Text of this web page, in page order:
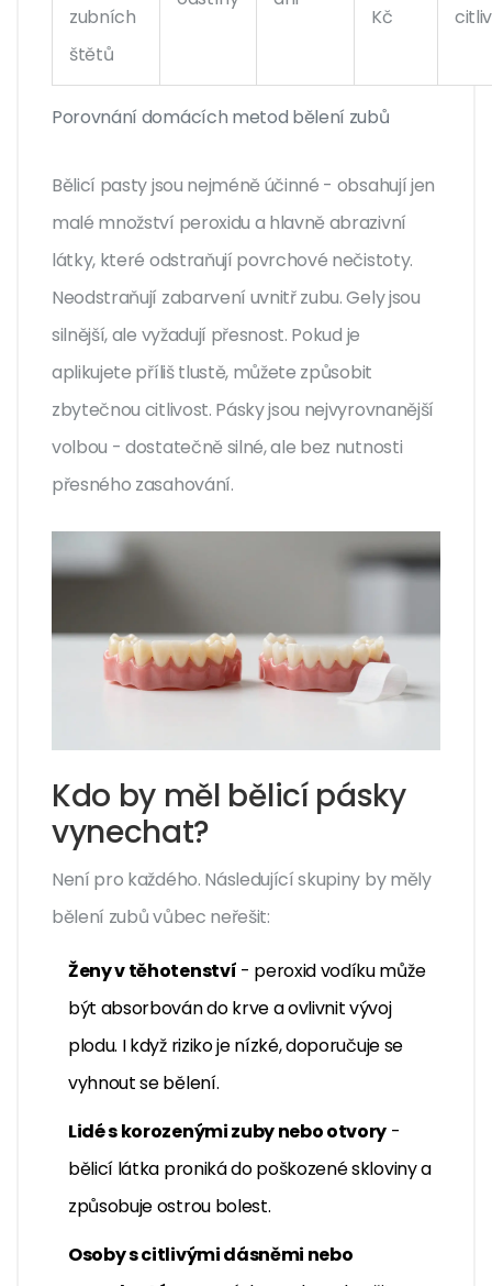
Porovnání domácích metod bělení zubů
zubních
štětů
Kč
Bělicí pasty jsou nejméně účinné - obsahují jen
malé množství peroxidu a hlavně abrazivní
látky, které odstraňují povrchové nečistoty.
Neodstraňují zabarvení uvnitř zubu. Gely jsou
silnější, ale vyžadují přesnost. Pokud je
aplikujete příliš tlustě, můžete způsobit
zbytečnou citlivost. Pásky jsou nejvyrovnanější
volbou - dostatečně silné, ale bez nutnosti
přesného zasahování.
Kdo by měl bělicí pásky
vynechat?
Není pro každého. Následující skupiny by měly
bělení zubů vůbec neřešit:
Ženy v těhotenství - peroxid vodíku může
být absorbován do krve a ovlivnit vývoj
plodu. I když riziko je nízké, doporučuje se
vyhnout se bělení.
Lidé s korozenými zuby nebo otvory -
bělicí látka proniká do poškozené skloviny a
způsobuje ostrou bolest.
Osoby s citlivými dásněmi nebo